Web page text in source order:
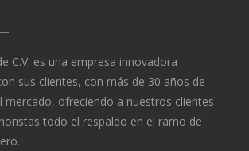
C.V. es una empresa innovadora
sus clientes, con más de 30 años de
mercado, ofreciendo a nuestros clientes
todo el respaldo en el ramo de